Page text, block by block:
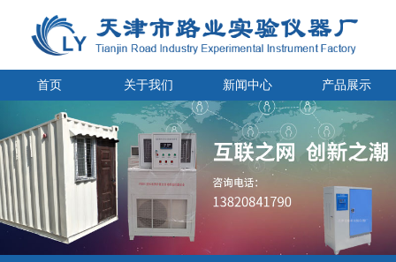
首页 关于我们 新闻中心 产品展示